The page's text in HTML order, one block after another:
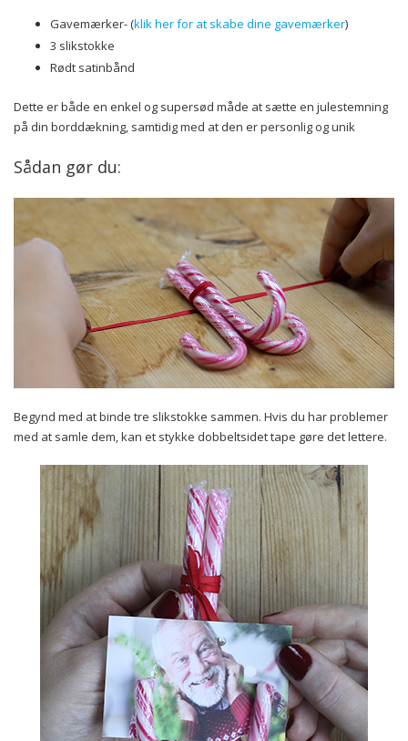
Gavemærker- (klik her for at skabe dine gavemærker)
3 slikstokke
Rødt satinbånd
Dette er både en enkel og supersød måde at sætte en julestemning
på din borddækning, samtidig med at den er personlig og unik
Sådan gør du:
Begynd med at binde tre slikstokke sammen. Hvis du har problemer
med at samle dem, kan et stykke dobbeltsidet tape gøre det lettere.